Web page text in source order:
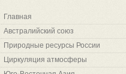
Главная
Австралийский союз
Природные ресурсы России
Циркуляция атмосферы